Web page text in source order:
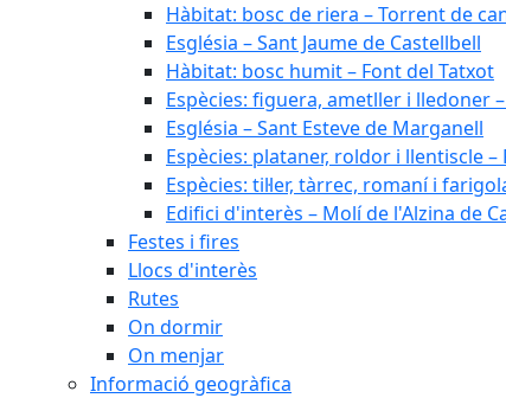
Hàbitat: bosc de riera – Torrent de
Església – Sant Jaume de Castellbell
Hàbitat: bosc humit – Font del Tatxot
Espècies: figuera, ametller i lledoner
Església – Sant Esteve de Marganell
Espècies: plataner, roldor i llentiscle
Espècies: til·ler, tàrrec, romaní i
Edifici d'interès – Molí de l'Alzina de
Festes i fires
Llocs d'interès
Rutes
On dormir
On menjar
Informació geogràfica